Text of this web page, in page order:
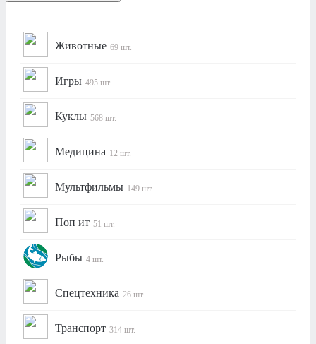
Животные 69 шт.
Игры 495 шт.
Куклы 568 шт.
Медицина 12 шт.
Мультфильмы 149 шт.
Поп ит 51 шт.
Рыбы 4 шт.
Спецтехника 26 шт.
Транспорт 314 шт.